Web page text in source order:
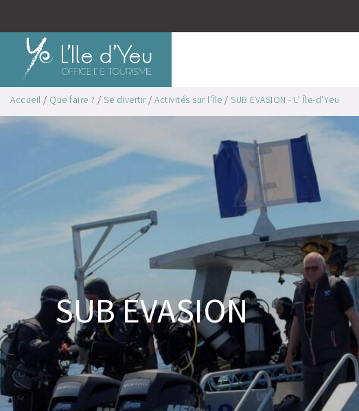
Accueil / Que faire ? / Se divertir / Activités sur l'Île / SUB EVASION - L' Île-d'Yeu
SUB EVASION